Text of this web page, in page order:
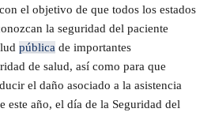
el objetivo de que todos los estados
la seguridad del paciente
pública de importantes
de salud, así como para que
el daño asociado a la asistencia
este año, el día de la Seguridad del